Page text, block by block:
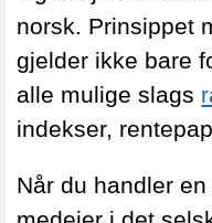
norsk. Prinsippet
gjelder ikke bare
alle mulige slags
indekser,
Når du handler